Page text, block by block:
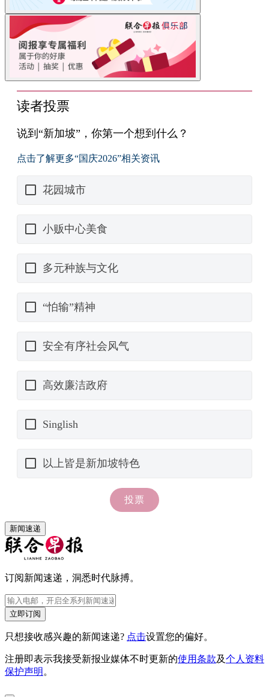
新闻速递
订阅新闻速递，洞悉时代脉搏。
立即订阅
只想接收感兴趣的新闻速递? 点击设置您的偏好。
注册即表示我接受新报业媒体不时更新的使用条款及个人资料
保护声明 。